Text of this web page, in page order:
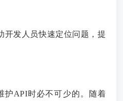
开发人员快速定位问题，提
护API时必不可少的。随着